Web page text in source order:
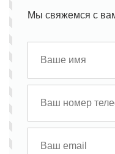
Мы свяжемся с